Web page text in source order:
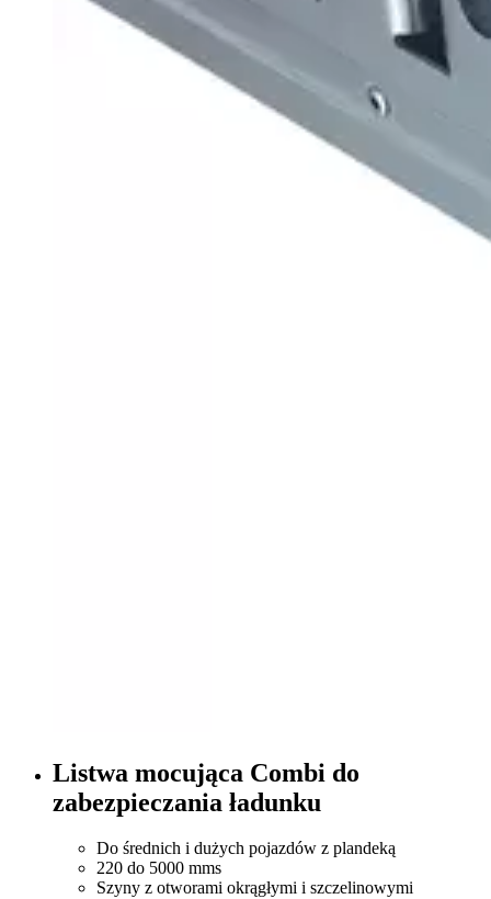
Listwa mocująca Combi do
zabezpieczania ładunku
Do średnich i dużych pojazdów z plandeką
220 do 5000 mms
Szyny z otworami okrągłymi i szczelinowymi